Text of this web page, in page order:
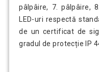
pâlpâire, 7. pâlpâire,
LED-uri respectă
de un certificat de
gradul de protecție IP